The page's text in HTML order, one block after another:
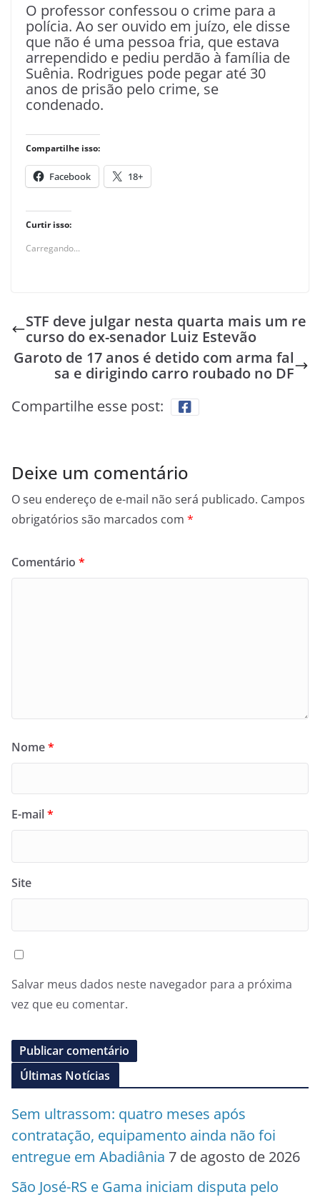
O professor confessou o crime para a
polícia. Ao ser ouvido em juízo, ele disse
que não é uma pessoa fria, que estava
arrependido e pediu perdão à família de
Suênia. Rodrigues pode pegar até 30
anos de prisão pelo crime, se
condenado.
Compartilhe isso:
Facebook 18+
Curtir isso:
Carregando...
STF deve julgar nesta quarta mais um re
curso do ex-senador Luiz Estevão
Garoto de 17 anos é detido com arma fal
sa e dirigindo carro roubado no DF
Compartilhe esse post:
Deixe um comentário
O seu endereço de e-mail não será publicado. Campos
obrigatórios são marcados com *
Comentário *
Nome*
E-mail*
Site
Salvar meus dados neste navegador para a próxima
vez que eu comentar.
Últimas Notícias
Sem ultrassom: quatro meses após
contratação, equipamento ainda não foi
entregue em Abadiânia 7 de agosto de 2026
São José-RS e Gama iniciam disputa pelo